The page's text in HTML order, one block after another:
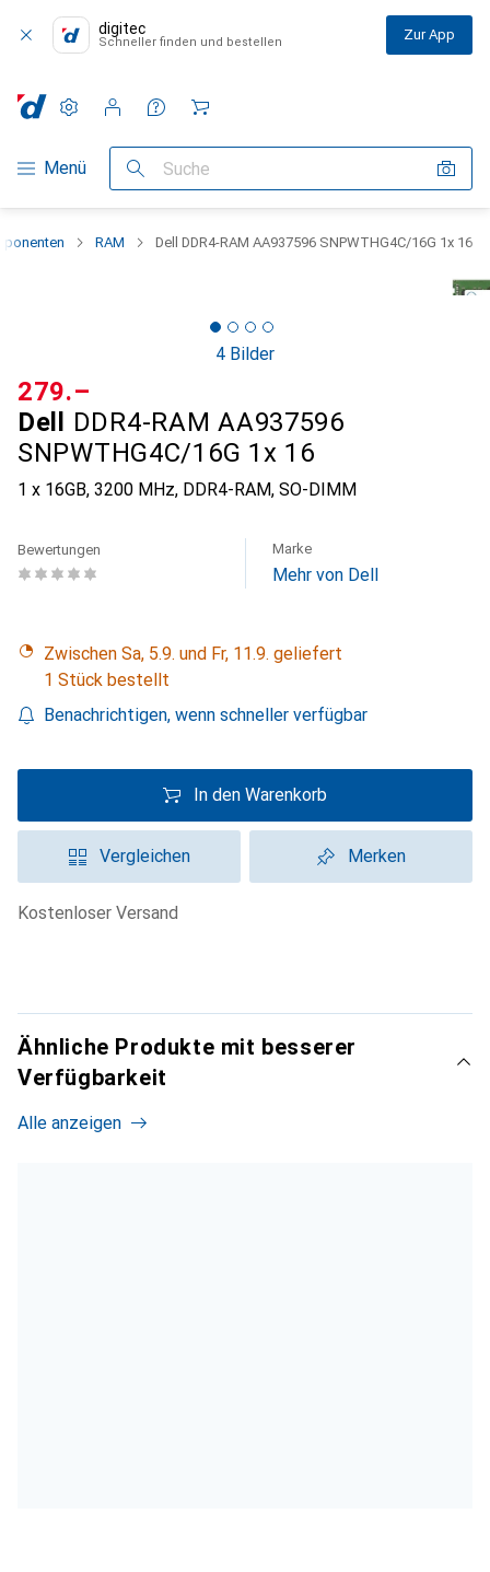
digitec
Schneller finden und bestellen Zur App
Navigation nach Kategorien
Menü Suche
Einstellungen
Kundenkonto
Vergleichslisten
Merklisten
Warenkorb
RAM Dell DDR4-RAM AA937596 SNPWTHG4C/16G 1x 16
4 Bilder
Dell
DDR4-RAM AA937596
SNPWTHG4C/16G 1x 16
1 x 16GB, 3200 MHz, DDR4-RAM, SO-DIMM
CHF
279.–
Bewertungen Marke
Mehr von Dell
Zwischen Sa, 5.9. und Fr, 11.9. geliefert
1 Stück bestellt
Benachrichtigen, wenn schneller verfügbar
In den Warenkorb
Vergleichen Merken
kostenloser Versand
Ähnliche Produkte mit besserer
Verfügbarkeit
Alle anzeigen